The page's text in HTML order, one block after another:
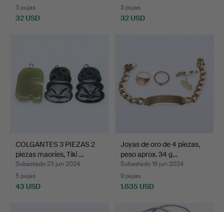
3 pujas
32 USD
3 pujas
32 USD
COLGANTES 3 PIEZAS 2
piezas maoríes, Tiki …
Subastado 23 jun 2024
5 pujas
43 USD
Joyas de oro de 4 piezas,
peso aprox. 34 g…
Subastado 19 jun 2024
9 pujas
1.635 USD